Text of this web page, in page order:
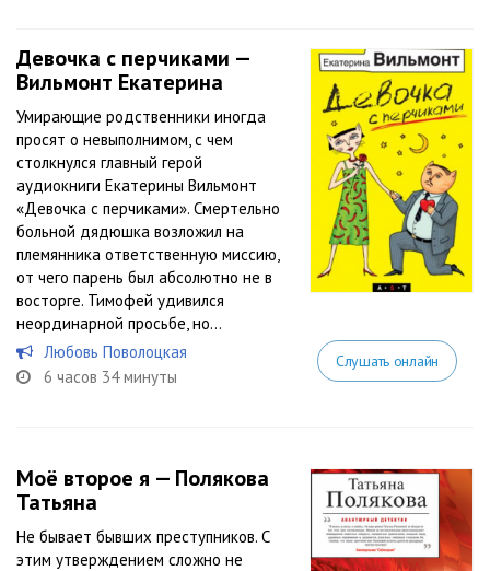
Девочка с перчиками —
Вильмонт Екатерина
Умирающие родственники иногда
просят о невыполнимом, с чем
столкнулся главный герой
аудиокниги Екатерины Вильмонт
«Девочка с перчиками». Смертельно
больной дядюшка возложил на
племянника ответственную миссию,
от чего парень был абсолютно не в
восторге. Тимофей удивился
неординарной просьбе, но...
Любовь Поволоцкая
6 часов 34 минуты
Слушать онлайн
Моё второе я — Полякова
Татьяна
Не бывает бывших преступников. С
этим утверждением сложно не